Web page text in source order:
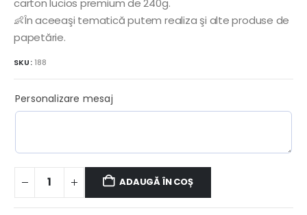
carton lucios premium de 240g.
👶În aceeaşi tematică putem realiza şi alte produse de
papetărie.
SKU: 188
Personalizare mesaj
ADAUGĂ ÎN COȘ